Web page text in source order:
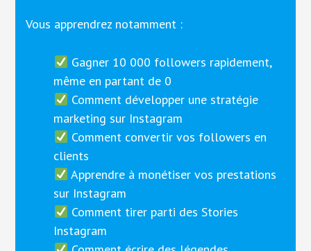
Vous apprendrez notamment :
Gagner 10 000 followers rapidement,
même en partant de 0
Comment développer une stratégie
marketing sur Instagram
Comment convertir vos followers en
clients
Apprendre à monétiser vos prestations
sur Instagram
Comment tirer parti des Stories
Instagram